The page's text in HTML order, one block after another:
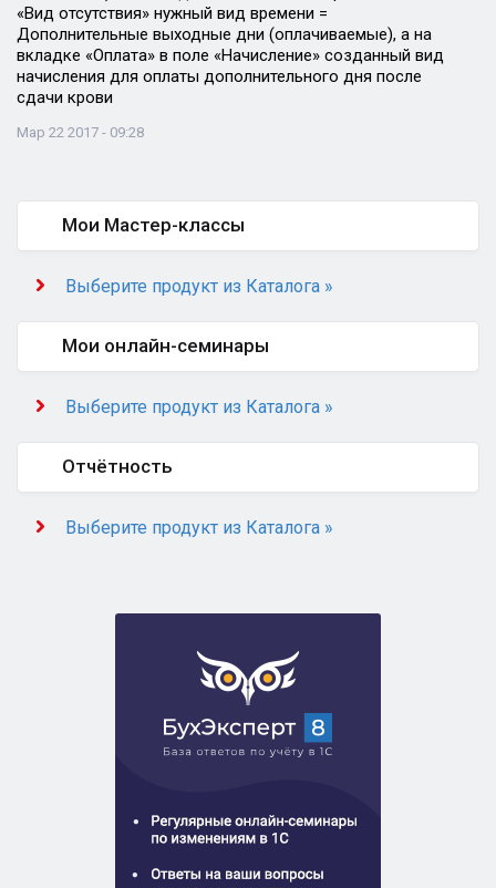
«Вид отсутствия» нужный вид времени =
Дополнительные выходные дни (оплачиваемые), а на
вкладке «Оплата» в поле «Начисление» созданный вид
начисления для оплаты дополнительного дня после
сдачи крови
Мар 22 2017 - 09:28
Мои Мастер-классы
Выберите продукт из Каталога »
Мои онлайн-семинары
Выберите продукт из Каталога »
Отчётность
Выберите продукт из Каталога »